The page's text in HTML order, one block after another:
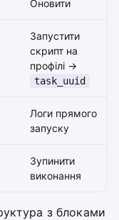
Оновити
Запустити
скрипт на
профілі ->
task_uuid
Логи прямого
запуску
Зупинити
виконання
з блоками